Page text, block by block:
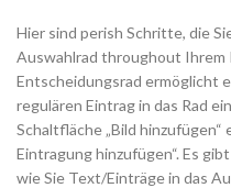
Hier sind perish Schritte, die
Auswahlrad throughout Ihrem
Entscheidungsrad ermöglicht
regulären Eintrag in das Rad
Schaltfläche „Bild hinzufügen“
Eintragung hinzufügen“. Es
wie Sie Text/Einträge in das